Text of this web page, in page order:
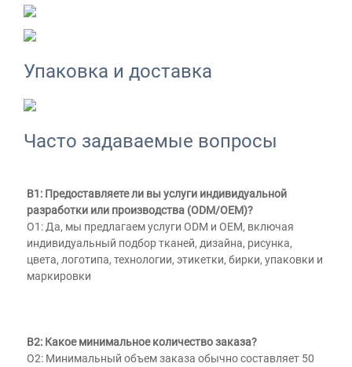
Упаковка и доставка
Часто задаваемые вопросы
В1: Предоставляете ли вы услуги индивидуальной
разработки или производства (ODM/OEM)?
О1: Да, мы предлагаем услуги ODM и OEM, включая
индивидуальный подбор тканей, дизайна, рисунка,
цвета, логотипа, технологии, этикетки, бирки, упаковки и
маркировки
В2: Какое минимальное количество заказа?
О2: Минимальный объем заказа обычно составляет 50